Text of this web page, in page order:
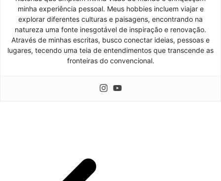
minha experiência pessoal. Meus hobbies incluem viajar e
explorar diferentes culturas e paisagens, encontrando na
natureza uma fonte inesgotável de inspiração e renovação.
Através de minhas escritas, busco conectar ideias, pessoas e
lugares, tecendo uma teia de entendimentos que transcende as
fronteiras do convencional.